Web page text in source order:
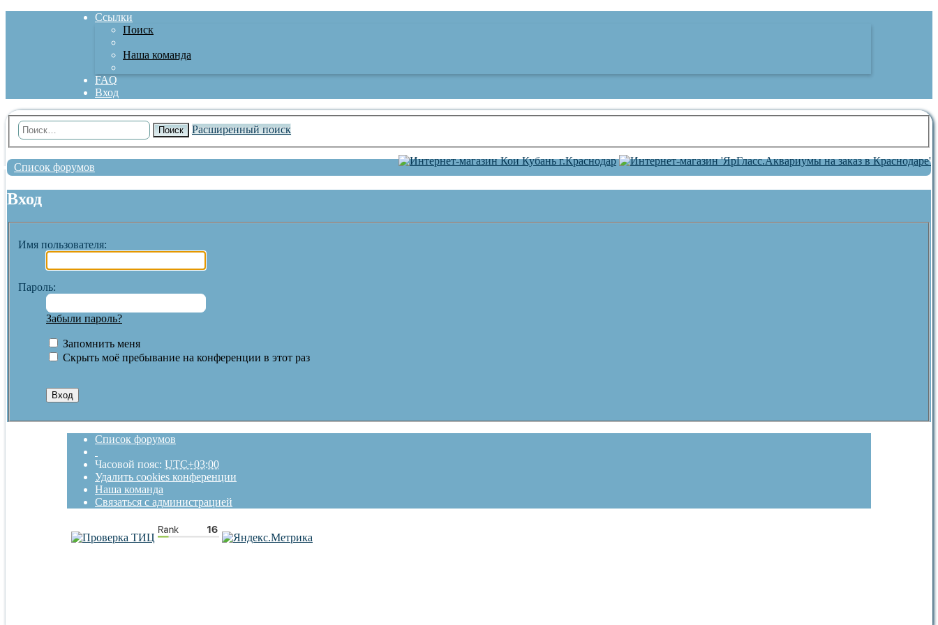
Ссылки
Поиск
Наша команда
FAQ
Вход
Поиск Расширенный поиск
Список форумов
Вход
Имя пользователя:
Пароль:
Забыли пароль?
Запомнить меня
Скрыть моё пребывание на конференции в этот раз
Список форумов
Часовой пояс: UTC+03:00
Удалить cookies конференции
Наша команда
Связаться с администрацией